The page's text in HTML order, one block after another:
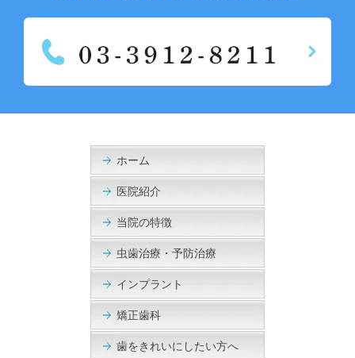
ホーム
医院紹介
当院の特徴
虫歯治療・予防治療
インプラント
矯正歯科
歯をきれいにしたい方へ